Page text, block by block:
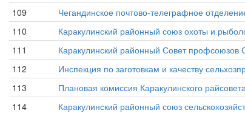
109
Чегандинское почтово-телеграфное
110
Каракулинский районный союз охоты и
111
Каракулинский районный Совет
112
Инспекция по заготовкам и качеству
113
Плановая комиссия Каракулинского
114
Каракулинский районный союз